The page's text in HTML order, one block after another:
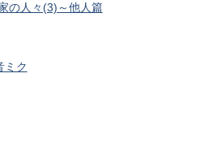
の人々(3)～他人篇
ミク